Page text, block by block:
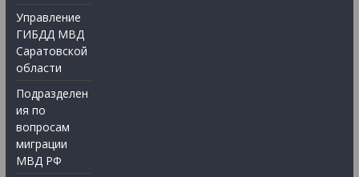
Управление
ГИБДД МВД
Саратовской
области
Подразделен
ия по
вопросам
миграции
МВД РФ